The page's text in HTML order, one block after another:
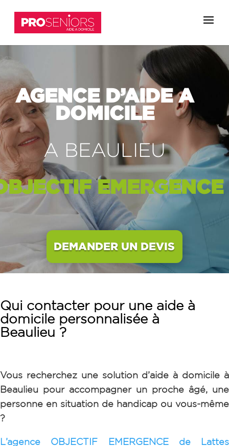
AGENCE D’AIDE A
DOMICILE
A BEAULIEU
EMERGENCE
DEMANDER UN DEVIS
Qui contacter pour une aide à
domicile personnalisée à
Beaulieu ?
Vous recherchez une solution d’aide à domicile à
Beaulieu pour accompagner un proche âgé, une
personne en situation de handicap ou vous-même
?
L’agence OBJECTIF EMERGENCE de Lattes